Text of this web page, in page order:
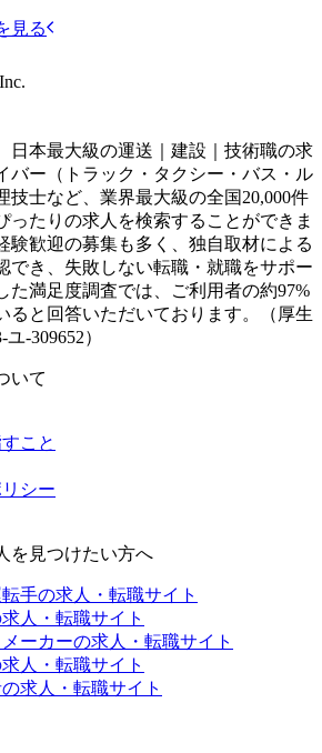
見る
日本最大級の運送｜建設｜技術職の求
バー（トラック・タクシー・バス・ル
技士など、業界最大級の全国20,000件
ったりの求人を検索することができま
験歓迎の募集も多く、独自取材による
でき、失敗しない転職・就職をサポー
た満足度調査では、ご利用者の約97%
ると回答いただいております。（厚生
-309652）
いて
こと
シー
を見つけたい方へ
手の求人・転職サイト
人・転職サイト
ーカーの求人・転職サイト
人・転職サイト
求人・転職サイト